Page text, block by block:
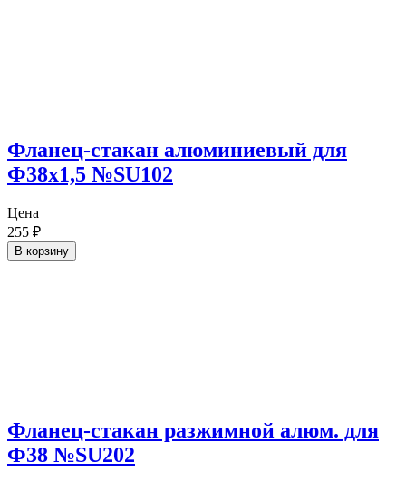
Фланец-стакан алюминиевый для
Ф38х1,5 №SU102
Цена
255 ₽
В корзину
Фланец-стакан разжимной алюм. для
Ф38 №SU202